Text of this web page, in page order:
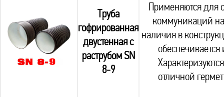
Труба
гофрированная
двустенная с
раструбом SN
8-9
Применяются для
коммуникаций на
наличия в
отличной